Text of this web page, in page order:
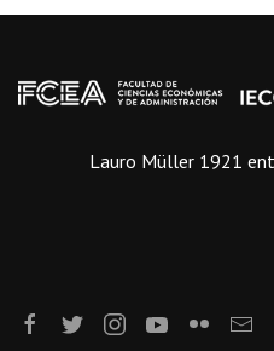
Lauro Müller 1921